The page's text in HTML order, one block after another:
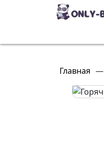
Главная —